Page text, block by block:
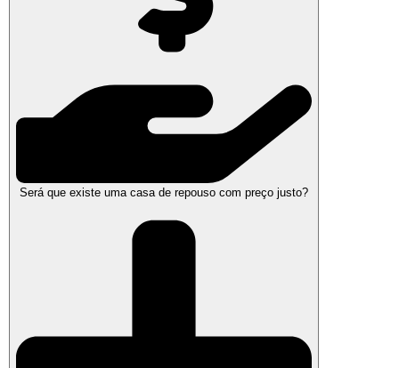
Será que existe uma casa de repouso com preço justo?